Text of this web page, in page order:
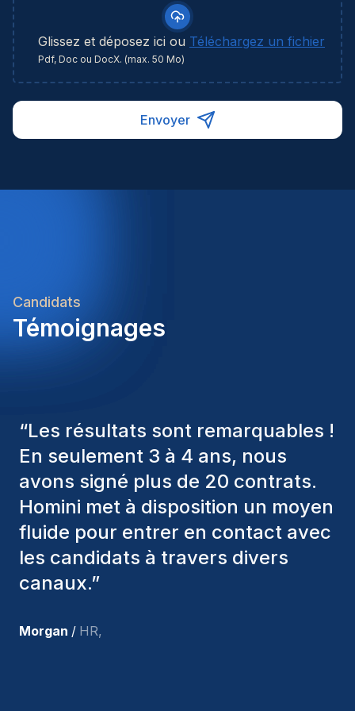
binnen een internationale logistieke omgeving.Een
professionele werkomgeving met moderne tools
en ondersteuning.Een hecht team waarin
samenwerking en collegialiteit centraal staan.Een
uitdagende functie met veel verantwoordelijkheid
en afwisseling.Ref: 583180Interesse?Klaar om
jouw expertise binnen douane in te zetten bij een
jou te bieden heeft.Heb je nog vragen over deze
te krijgen.Opstart voorzien op 1
septemberContract van bepaalde duur van één
jaarEen uitgebreide inwerkperiode tijdens de eerste
collega tijdens een moederschapsverlof en
aansluitende afwezigheidTewerkstelling in de regio
Glissez et déposez ici ou Téléchargez un fichier
Pdf, Doc ou DocX. (max. 50 Mo)
Envoyer
Candidats
Témoignages
“Les consultants Homini ont
toujours pris en considération
divers critères pour nous proposer
les bons candidats. Ceux que
nous avons recrutés sont toujours
parmi nous, et personnellement, je
suis très satisfait des nouvelles